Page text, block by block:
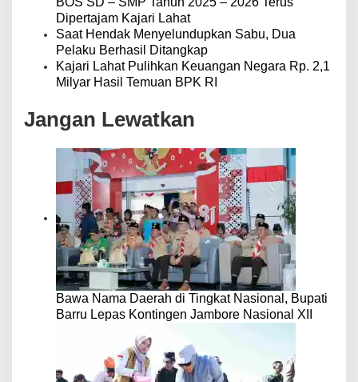
Dipertajam Kajari Lahat
Saat Hendak Menyelundupkan Sabu, Dua
Pelaku Berhasil Ditangkap
Kajari Lahat Pulihkan Keuangan Negara Rp. 2,1
Milyar Hasil Temuan BPK RI
Jangan Lewatkan
Bawa Nama Daerah di Tingkat Nasional, Bupati
Barru Lepas Kontingen Jambore Nasional XII